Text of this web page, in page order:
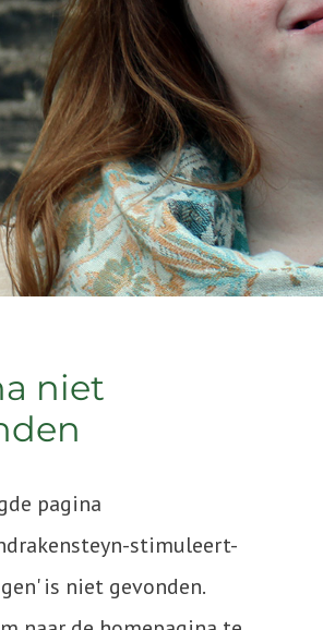
niet
pagina
stimuleert-
is niet gevonden.